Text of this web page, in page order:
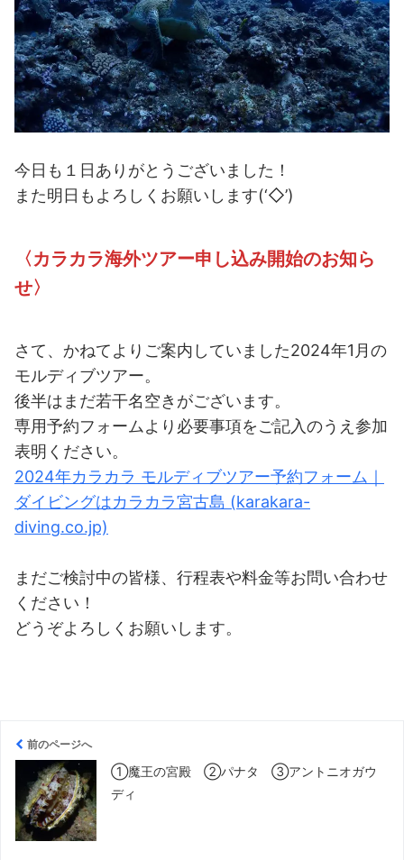
今日も１日ありがとうございました！
また明日もよろしくお願いします(‘◇’)ゞ
〈カラカラ海外ツアー申し込み開始のお知ら
せ〉
さて、かねてよりご案内していました2024年1月の
モルディブツアー。
後半はまだ若干名空きがございます。
専用予約フォームより必要事項をご記入のうえ参加
表明ください。
2024年カラカラ モルディブツアー予約フォーム｜
ダイビングはカラカラ宮古島 (karakara-
diving.co.jp)
まだご検討中の皆様、行程表や料金等お問い合わせ
ください！
どうぞよろしくお願いします。
前のページへ
①魔王の宮殿 ②パナタ ③アントニオガウ
ディ